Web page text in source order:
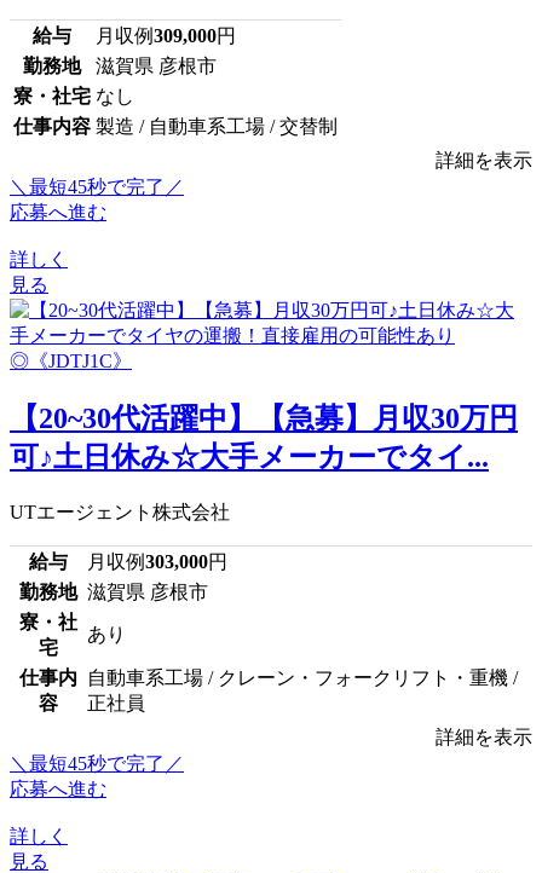
給与 月収例309,000円
勤務地
滋賀県 彦根市
寮・社宅 なし
仕事内容 製造 / 自動車系工場 / 交替制
詳細を表示
＼最短45秒で完了／
応募へ進む
詳しく
見る
【20~30代活躍中】【急募】月収30万円
可♪土日休み☆大手メーカーでタイ...
UTエージェント株式会社
給与 月収例303,000円
勤務地 滋賀県 彦根市
寮・社
宅
あり
仕事内
容
自動車系工場 / クレーン・フォークリフト・重機 /
正社員
詳細を表示
＼最短45秒で完了／
応募へ進む
詳しく
見る